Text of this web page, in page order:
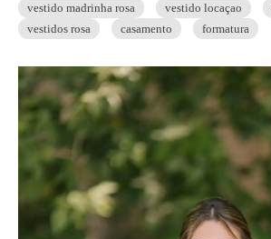
vestido madrinha rosa vestido locaçao
vestidos rosa
casamento formatura